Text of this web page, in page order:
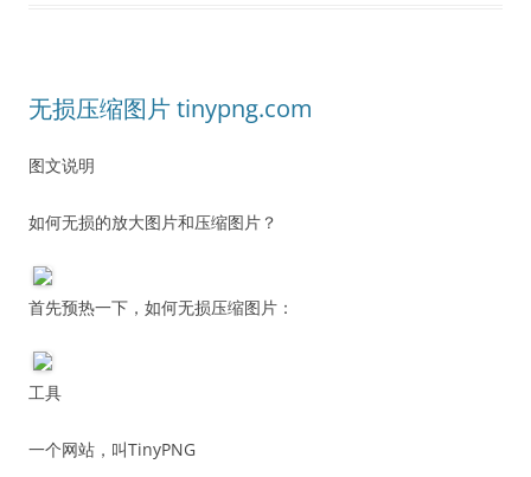
无损压缩图片 tinypng.com
图文说明
如何无损的放大图片和压缩图片？
首先预热一下，如何无损压缩图片：
工具
一个网站，叫TinyPNG